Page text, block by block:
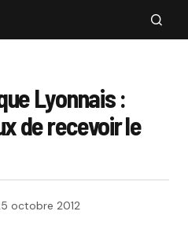
Lyonnais :
de recevoir le
octobre 2012